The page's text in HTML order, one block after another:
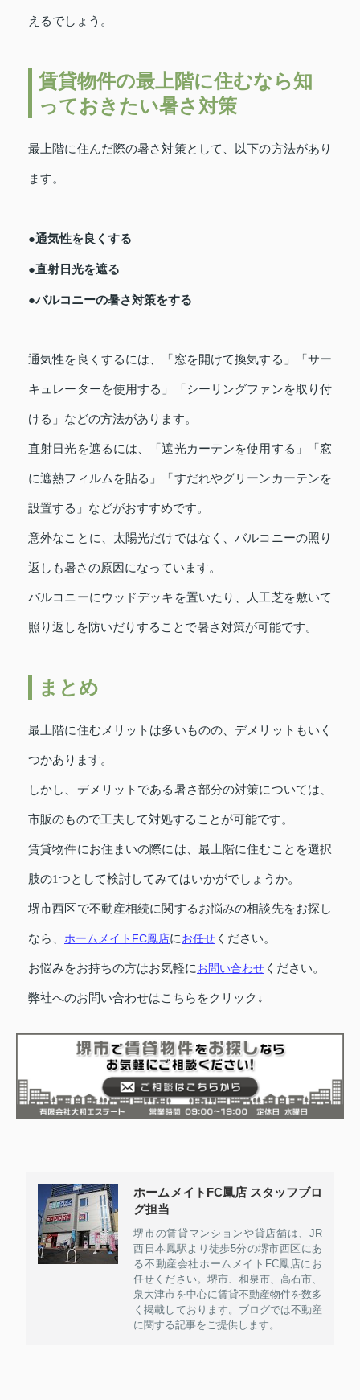
えるでしょう。
賃貸物件の最上階に住むなら知
っておきたい暑さ対策
最上階に住んだ際の暑さ対策として、以下の方法があり
ます。
●通気性を良くする
●直射日光を遮る
●バルコニーの暑さ対策をする
通気性を良くするには、「窓を開けて換気する」「サー
キュレーターを使用する」「シーリングファンを取り付
ける」などの方法があります。
直射日光を遮るには、「遮光カーテンを使用する」「窓
に遮熱フィルムを貼る」「すだれやグリーンカーテンを
設置する」などがおすすめです。
意外なことに、太陽光だけではなく、バルコニーの照り
返しも暑さの原因になっています。
バルコニーにウッドデッキを置いたり、人工芝を敷いて
照り返しを防いだりすることで暑さ対策が可能です。
まとめ
最上階に住むメリットは多いものの、デメリットもいく
つかあります。
しかし、デメリットである暑さ部分の対策については、
市販のもので工夫して対処することが可能です。
賃貸物件にお住まいの際には、最上階に住むことを選択
肢の1つとして検討してみてはいかがでしょうか。
堺市西区で不動産相続に関するお悩みの相談先をお探し
なら、 ホームメイトFC鳳店にお任せ ください。
お悩みをお持ちの方はお気軽にお問い合わせ ください。
弊社へのお問い合わせはこちらをクリック↓
ホームメイトFC鳳店 スタッフブロ
グ担当
堺市の賃貸マンションや貸店舗は、JR
西日本鳳駅より徒歩5分の堺市西区にあ
る不動産会社ホームメイトFC鳳店にお
任せください。堺市、和泉市、高石市、
泉大津市を中心に賃貸不動産物件を数多
く掲載しております。ブログでは不動産
に関する記事をご提供します。